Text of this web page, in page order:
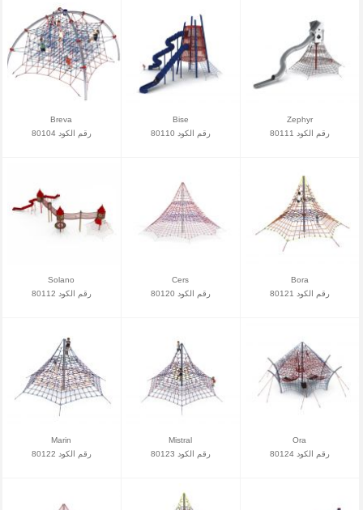
Breva
رقم الكود 80104
Bise
رقم الكود 80110
Zephyr
رقم الكود 80111
Solano
رقم الكود 80112
Cers
رقم الكود 80120
Bora
رقم الكود 80121
Marin
رقم الكود 80122
Mistral
رقم الكود 80123
Ora
رقم الكود 80124